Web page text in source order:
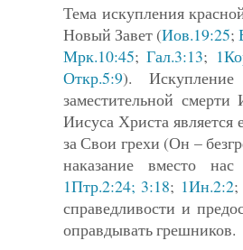
Тема искупления
Новый Завет (Иов.19:25;
Мрк.10:45;Гал.3:13;
Откр.5:9). Искупление
заместительной
Иисуса Христа является
за Свои грехи (Он –
наказание вместо
1Птр.2:24; 3:18; 1Ин.2:2
справедливости и
оправдывать грешников.